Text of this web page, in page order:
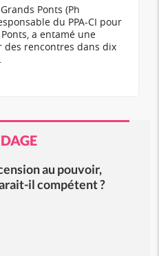
Ponts (Ph
du PPA-CI pour
a entamé une
rencontres dans dix
au pouvoir,
il compétent ?